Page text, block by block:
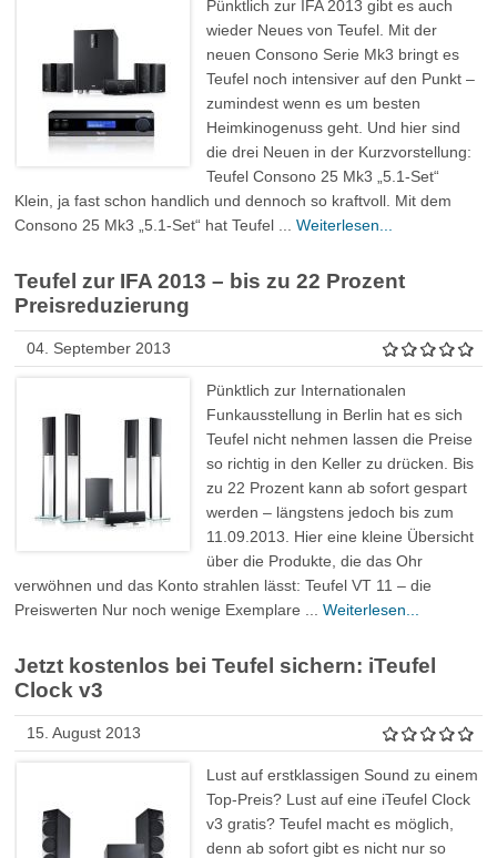
Pünktlich zur IFA 2013 gibt es auch
wieder Neues von Teufel. Mit der
neuen Consono Serie Mk3 bringt es
Teufel noch intensiver auf den Punkt –
zumindest wenn es um besten
Heimkinogenuss geht. Und hier sind
die drei Neuen in der Kurzvorstellung:
Teufel Consono 25 Mk3 „5.1-Set“
Klein, ja fast schon handlich und dennoch so kraftvoll. Mit dem
Consono 25 Mk3 „5.1-Set“ hat Teufel ...Weiterlesen...
Teufel zur IFA 2013 – bis zu 22 Prozent
Preisreduzierung
04. September 2013
Pünktlich zur Internationalen
Funkausstellung in Berlin hat es sich
Teufel nicht nehmen lassen die Preise
so richtig in den Keller zu drücken. Bis
zu 22 Prozent kann ab sofort gespart
werden – längstens jedoch bis zum
11.09.2013. Hier eine kleine Übersicht
über die Produkte, die das Ohr
verwöhnen und das Konto strahlen lässt: Teufel VT 11 – die
Preiswerten Nur noch wenige Exemplare ...Weiterlesen...
Jetzt kostenlos bei Teufel sichern: iTeufel
Clock v3
15. August 2013
Lust auf erstklassigen Sound zu einem
Top-Preis? Lust auf eine iTeufel Clock
v3 gratis? Teufel macht es möglich,
denn ab sofort gibt es nicht nur so